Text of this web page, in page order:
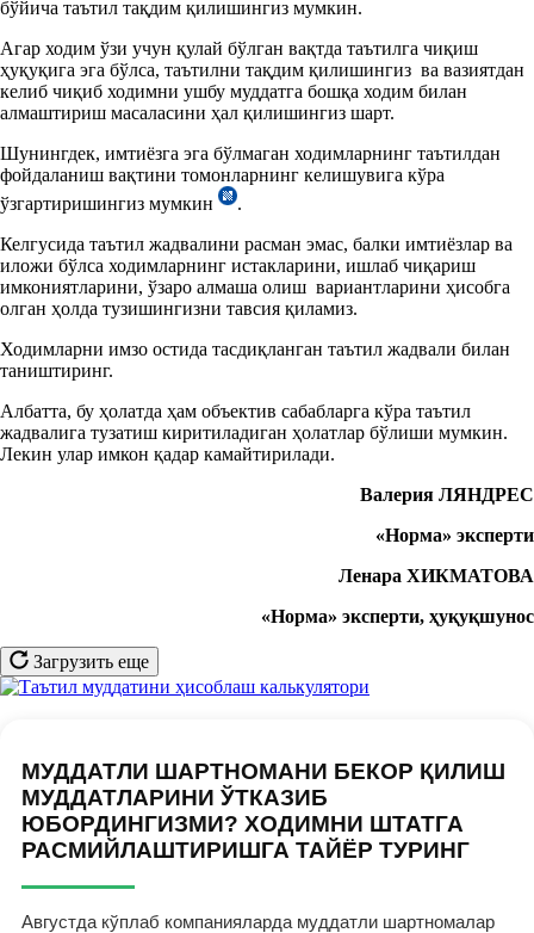
бўйича таътил тақдим қилишингиз мумкин.
Агар ходим ўзи учун қулай бўлган вақтда таътилга чиқиш
ҳуқуқига эга бўлса, таътилни тақдим қилишингиз ва вазиятдан
келиб чиқиб ходимни ушбу муддатга бошқа ходим билан
алмаштириш масаласини ҳал қилишингиз шарт.
Шунингдек, имтиёзга эга бўлмаган ходимларнинг таътилдан
фойдаланиш вақтини томонларнинг келишувига кўра
ўзгартиришингиз мумкин
.
Келгусида таътил жадвалини расман эмас, балки имтиёзлар ва
иложи бўлса ходимларнинг истакларини, ишлаб чиқариш
имкониятларини, ўзаро алмаша олиш вариантларини ҳисобга
олган ҳолда тузишингизни тавсия қиламиз.
Ходимларни имзо остида тасдиқланган таътил жадвали билан
таништиринг.
Албатта, бу ҳолатда ҳам объектив сабабларга кўра таътил
жадвалига тузатиш киритиладиган ҳолатлар бўлиши мумкин.
Лекин улар имкон қадар камайтирилади.
Валерия ЛЯНДРЕС
«Норма» эксперти
Ленара ХИКМАТОВА
«Норма» эксперти, ҳуқуқшунос
Загрузить еще
МУДДАТЛИ ШАРТНОМАНИ БЕКОР ҚИЛИШ
МУДДАТЛАРИНИ ЎТКАЗИБ
ЮБОРДИНГИЗМИ? ХОДИМНИ ШТАТГА
РАСМИЙЛАШТИРИШГА ТАЙЁР ТУРИНГ
Августда кўплаб компанияларда муддатли шартномалар